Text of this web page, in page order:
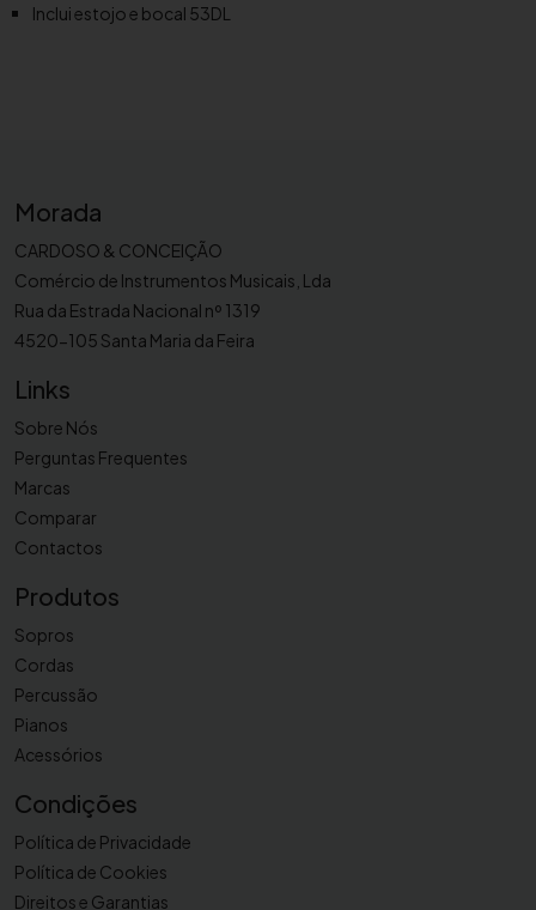
m
-
8
4
2
S
Inclui estojo e bocal 53DL
Morada
CARDOSO & CONCEIÇÃO
Comércio de Instrumentos Musicais, Lda
Rua da Estrada Nacional nº 1319
4520-105 Santa Maria da Feira
Links
Sobre Nós
Perguntas Frequentes
Marcas
Comparar
Contactos
Produtos
Sopros
Cordas
Percussão
Pianos
Acessórios
Condições
Política de Privacidade
Política de Cookies
Direitos e Garantias